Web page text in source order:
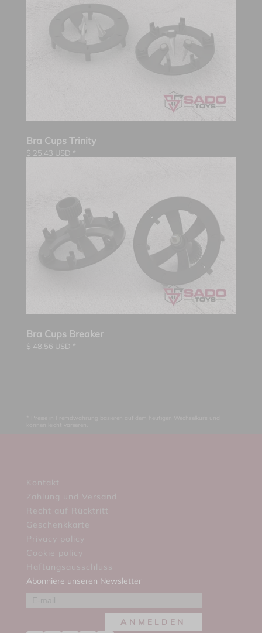
Bra Cups Trinity
$ 25.43 USD *
Bra Cups Breaker
$ 48.56 USD *
Kontakt
Zahlung und Versand
Recht auf Rücktritt
Geschenkkarte
Privacy policy
Cookie policy
Haftungsausschluss
Abonniere unseren Newsletter
ANMELDEN